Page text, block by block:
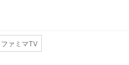
ファミマTV